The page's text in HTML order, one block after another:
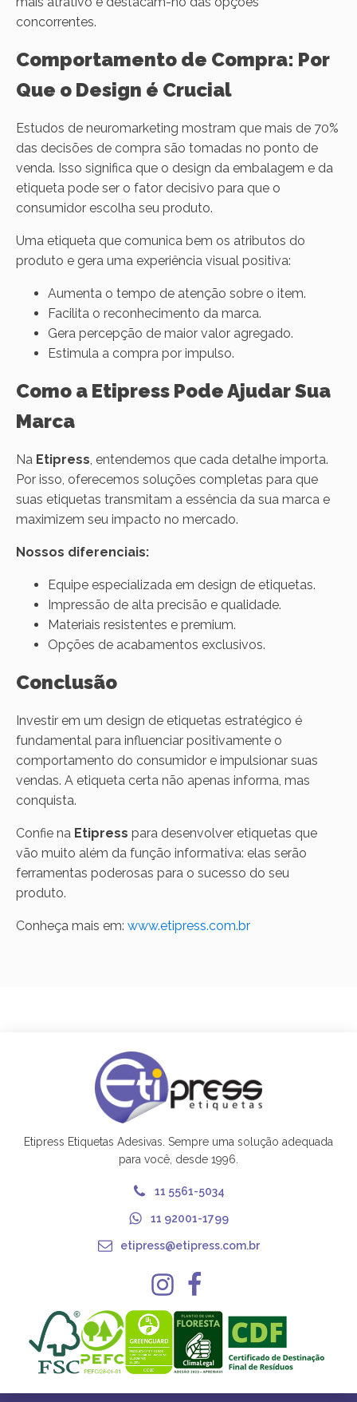
concorrentes.
Comportamento de Compra: Por
Que o Design é Crucial
Estudos de neuromarketing mostram que mais de 70%
das decisões de compra são tomadas no ponto de
venda. Isso significa que o design da embalagem e da
etiqueta pode ser o fator decisivo para que o
consumidor escolha seu produto.
Uma etiqueta que comunica bem os atributos do
produto e gera uma experiência visual positiva:
Aumenta o tempo de atenção sobre o item.
Facilita o reconhecimento da marca.
Gera percepção de maior valor agregado.
Estimula a compra por impulso.
Como a Etipress Pode Ajudar Sua
Marca
Na Etipress , entendemos que cada detalhe importa.
Por isso, oferecemos soluções completas para que
suas etiquetas transmitam a essência da sua marca e
maximizem seu impacto no mercado.
Nossos diferenciais:
Equipe especializada em design de etiquetas.
Impressão de alta precisão e qualidade.
Materiais resistentes e premium.
Opções de acabamentos exclusivos.
Conclusão
Investir em um design de etiquetas estratégico é
fundamental para influenciar positivamente o
comportamento do consumidor e impulsionar suas
vendas. A etiqueta certa não apenas informa, mas
conquista.
Confie na Etipress para desenvolver etiquetas que
vão muito além da função informativa: elas serão
ferramentas poderosas para o sucesso do seu
produto.
Conheça mais em: www.etipress.com.br
Etipress Etiquetas Adesivas. Sempre uma solução adequada
para você, desde 1996.
11 5561-5034
11 92001-1799
etipress@etipress.com.br